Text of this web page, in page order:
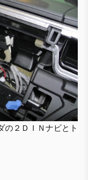
の２ＤＩＮナビとト